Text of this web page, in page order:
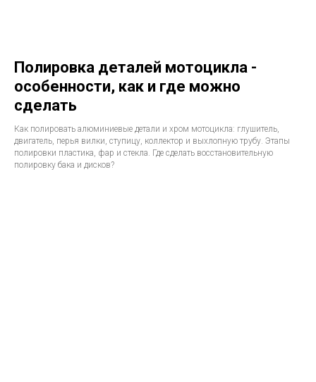
Полировка деталей мотоцикла -
особенности, как и где можно
сделать
Как полировать алюминиевые детали и хром мотоцикла: глушитель,
двигатель, перья вилки, ступицу, коллектор и выхлопную трубу. Этапы
полировки пластика, фар и стекла. Где сделать восстановительную
полировку бака и дисков?